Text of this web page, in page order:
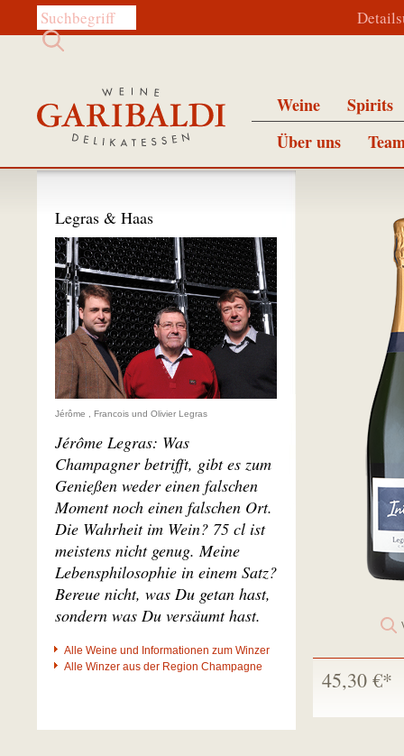
Diese Website durchsuchen:
Weine
Spirits
Über uns
45,30 €*
Legras & Haas
Jérôme , Francois und Olivier Legras
Jérôme Legras: Was
Champagner betrifft, gibt es zum
Genießen weder einen falschen
Moment noch einen falschen Ort.
Die Wahrheit im Wein? 75 cl ist
meistens nicht genug. Meine
Lebensphilosophie in einem Satz?
Bereue nicht, was Du getan hast,
sondern was Du versäumt hast.
Alle Weine und Informationen zum Winzer
Alle Winzer aus der Region Champagne